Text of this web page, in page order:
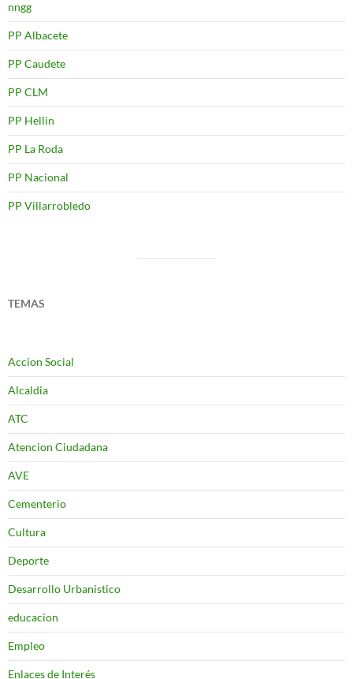
nngg
PP Albacete
PP Caudete
PP CLM
PP Hellin
PP La Roda
PP Nacional
PP Villarrobledo
TEMAS
Accion Social
Alcaldia
ATC
Atencion Ciudadana
AVE
Cementerio
Cultura
Deporte
Desarrollo Urbanistico
educacion
Empleo
Enlaces de Interés